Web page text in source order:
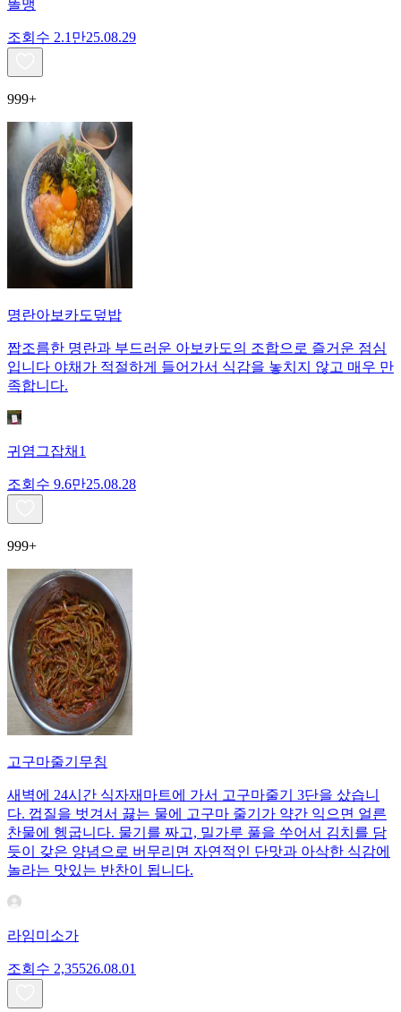
똘맹
조회수 2.1만25.08.29
999+
명란아보카도덮밥
짭조름한 명란과 부드러운 아보카도의 조합으로 즐거운 점심
입니다 야채가 적절하게 들어가서 식감을 놓치지 않고 매우 만
족합니다.
귀염그잡채1
조회수 9.6만25.08.28
999+
고구마줄기무침
새벽에 24시간 식자재마트에 가서 고구마줄기 3단을 샀습니
다. 껍질을 벗겨서 끓는 물에 고구마 줄기가 약간 익으면 얼른
찬물에 헹굽니다. 물기를 짜고, 밀가루 풀을 쑤어서 김치를 담
듯이 갖은 양념으로 버무리면 자연적인 단맛과 아삭한 식감에
놀라는 맛있는 반찬이 됩니다.
라임미소가
조회수 2,35526.08.01